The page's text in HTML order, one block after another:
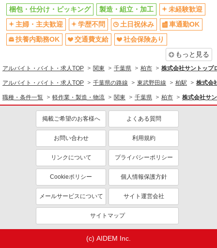
【平日のみ・短時間】詰めるだけの簡単作業
時給1333円（就業先により異なる）
千葉県柏市
詳細を見る
派遣社員
アマゾン倉庫内における商品入荷・出荷・品質
管理に伴う諸作業
時給1400円
千葉県柏市
キープ 詳細を見る
パート
株式会社バイトレ（ADM814370）
コツコツ派歓迎｜見る・分ける・貼るだけ♪倉
庫内軽作業
時給1400円（就業先により異なる）
車通勤OK
扶養内勤務OK
交通費支給
社会保険あり
梱包・仕分け・ピッキング 製造・組立・加工
未経験歓迎
主婦・主夫歓迎
学歴不問 土日祝休み
車通勤OK
扶養内勤務OK
交通費支給
社会保険あり
もっと見る
アルバイト・バイト・求人TOP 関東 千葉県 柏市 株式会社サントップ
アルバイト・バイト・求人TOP 千葉県の路線 東武野田線 柏駅 株式会
職種・条件一覧 軽作業・製造・物流 関東 千葉県 柏市 株式会社サ
掲載ご希望のお客様へ よくある質問
お問い合わせ 利用規約
リンクについて プライバシーポリシー
Cookieポリシー 個人情報保護方針
メールサービスについて サイト運営会社
サイトマップ
(c) AIDEM Inc.